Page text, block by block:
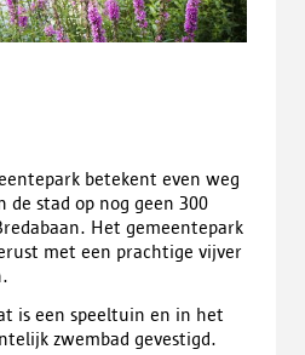
betekent even weg
de stad op nog geen 300
Het gemeentepark
met een prachtige vijver
is een speeltuin en in het
zwembad gevestigd.